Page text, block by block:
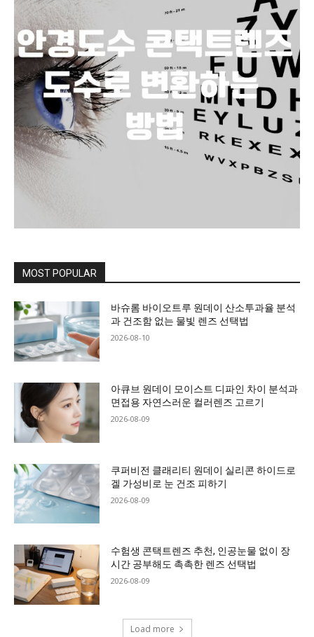
MOST POPULAR
바슈롬 바이오트루 원데이 산소투과율 분석
과 건조함 없는 물빛 렌즈 선택법
2026-08-10
아큐브 원데이 모이스트 디파인 차이 분석과
면접용 자연스러운 컬러렌즈 고르기
2026-08-09
쿠퍼비전 클래리티 원데이 실리콘 하이드로
겔 가성비로 눈 건조 피하기
2026-08-09
수험생 콘택트렌즈 추천, 인공눈물 없이 장
시간 공부해도 촉촉한 렌즈 선택법
2026-08-09
Load more